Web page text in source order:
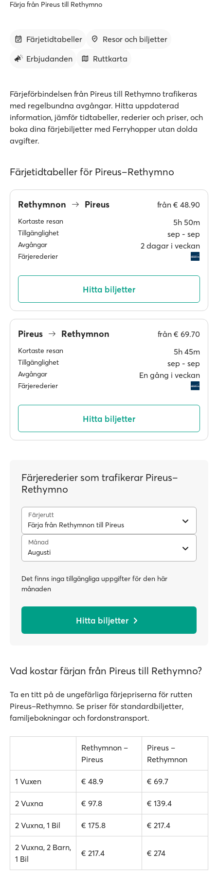
Färja från Pireus till Rethymno
Färjetidtabeller
Resor och biljetter
Erbjudanden
Ruttkarta
Färjeförbindelsen från Pireus till Rethymno trafikeras
med regelbundna avgångar. Hitta uppdaterad
information, jämför tidtabeller, rederier och priser, och
boka dina färjebiljetter med Ferryhopper utan dolda
avgifter.
Färjetidtabeller för Pireus–Rethymno
Rethymnon Pireus från € 48.90
Kortaste resan 5h 50m
Tillgänglighet sep ‐ sep
Avgångar 2 dagar i veckan
Färjerederier
Hitta biljetter
Pireus Rethymnon från € 69.70
Kortaste resan 5h 45m
Tillgänglighet sep ‐ sep
Avgångar En gång i veckan
Färjerederier
Hitta biljetter
Färjerederier som trafikerar Pireus–
Rethymno
Färjerutt
Färja från Rethymnon till Pireus
Månad
Augusti
Det finns inga tillgängliga uppgifter för den här
månaden
Hitta biljetter
Vad kostar färjan från Pireus till Rethymno?
Ta en titt på de ungefärliga färjepriserna för rutten
Pireus–Rethymno. Se priser för standardbiljetter,
familjebokningar och fordonstransport.
Rethymnon –
Pireus
Pireus –
Rethymnon
1 Vuxen € 48.9 € 69.7
2 Vuxna € 97.8 € 139.4
2 Vuxna, 1 Bil € 175.8 € 217.4
2 Vuxna, 2 Barn,
1 Bil
€ 217.4 € 274